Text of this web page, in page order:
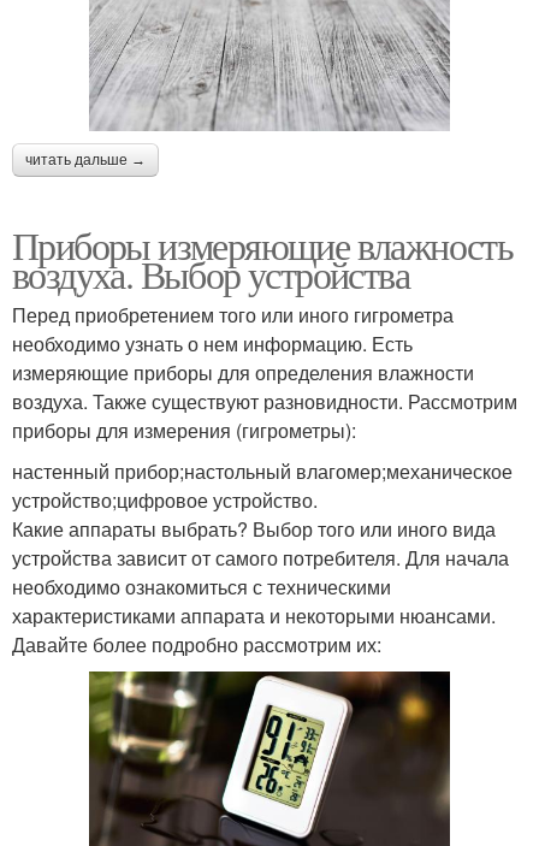
читать дальше →
Приборы измеряющие влажность
воздуха. Выбор устройства
Перед приобретением того или иного гигрометра
необходимо узнать о нем информацию. Есть
измеряющие приборы для определения влажности
воздуха. Также существуют разновидности. Рассмотрим
приборы для измерения (гигрометры):
настенный прибор;настольный влагомер;механическое
устройство;цифровое устройство.
Какие аппараты выбрать? Выбор того или иного вида
устройства зависит от самого потребителя. Для начала
необходимо ознакомиться с техническими
характеристиками аппарата и некоторыми нюансами.
Давайте более подробно рассмотрим их: